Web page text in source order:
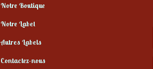
Notre Boutique
Notre Label
Autres Labels
Contactez-nous